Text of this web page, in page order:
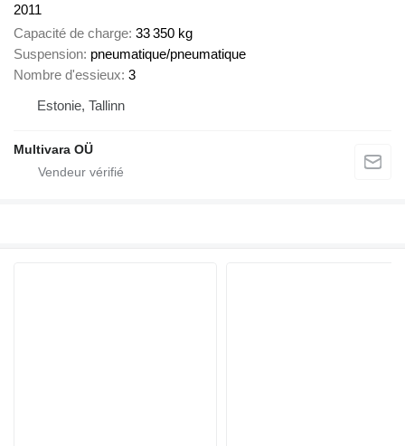
2011
Capacité de charge 33 350 kg
Suspension pneumatique/pneumatique
Nombre d'essieux 3
Estonie, Tallinn
Multivara OÜ